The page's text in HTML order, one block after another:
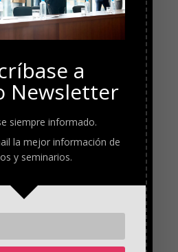
a
Newsletter
siempre informado.
la mejor información de
y seminarios.